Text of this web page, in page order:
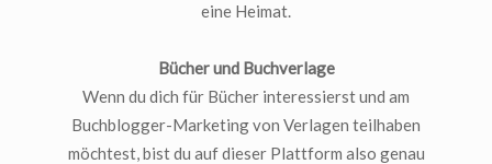
eine Heimat.
Bücher und Buchverlage
Wenn du dich für Bücher interessierst und am
Buchblogger-Marketing von Verlagen teilhaben
möchtest, bist du auf dieser Plattform also genau